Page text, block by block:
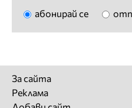
абонирай се
За сайта
Реклама